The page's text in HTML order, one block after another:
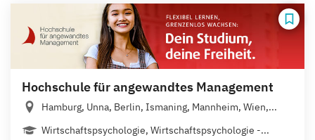
Hochschule für angewandtes Management
Hamburg, Unna, Berlin, Ismaning, Mannheim, Wien,...
Wirtschaftspsychologie, Wirtschaftspsychologie -...